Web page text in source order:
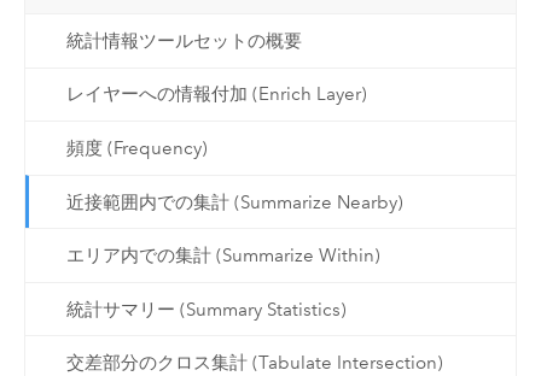
統計情報ツールセットの概要
レイヤーへの情報付加 (Enrich Layer)
頻度 (Frequency)
近接範囲内での集計 (Summarize Nearby)
エリア内での集計 (Summarize Within)
統計サマリー (Summary Statistics)
交差部分のクロス集計 (Tabulate Intersection)